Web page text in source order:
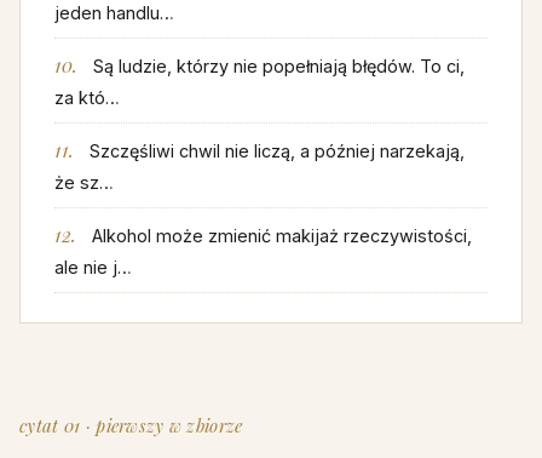
jeden handlu…
Są ludzie, którzy nie popełniają błędów. To ci,
za któ…
Szczęśliwi chwil nie liczą, a później narzekają,
że sz…
Alkohol może zmienić makijaż rzeczywistości,
ale nie j…
cytat 01 · pierwszy w zbiorze